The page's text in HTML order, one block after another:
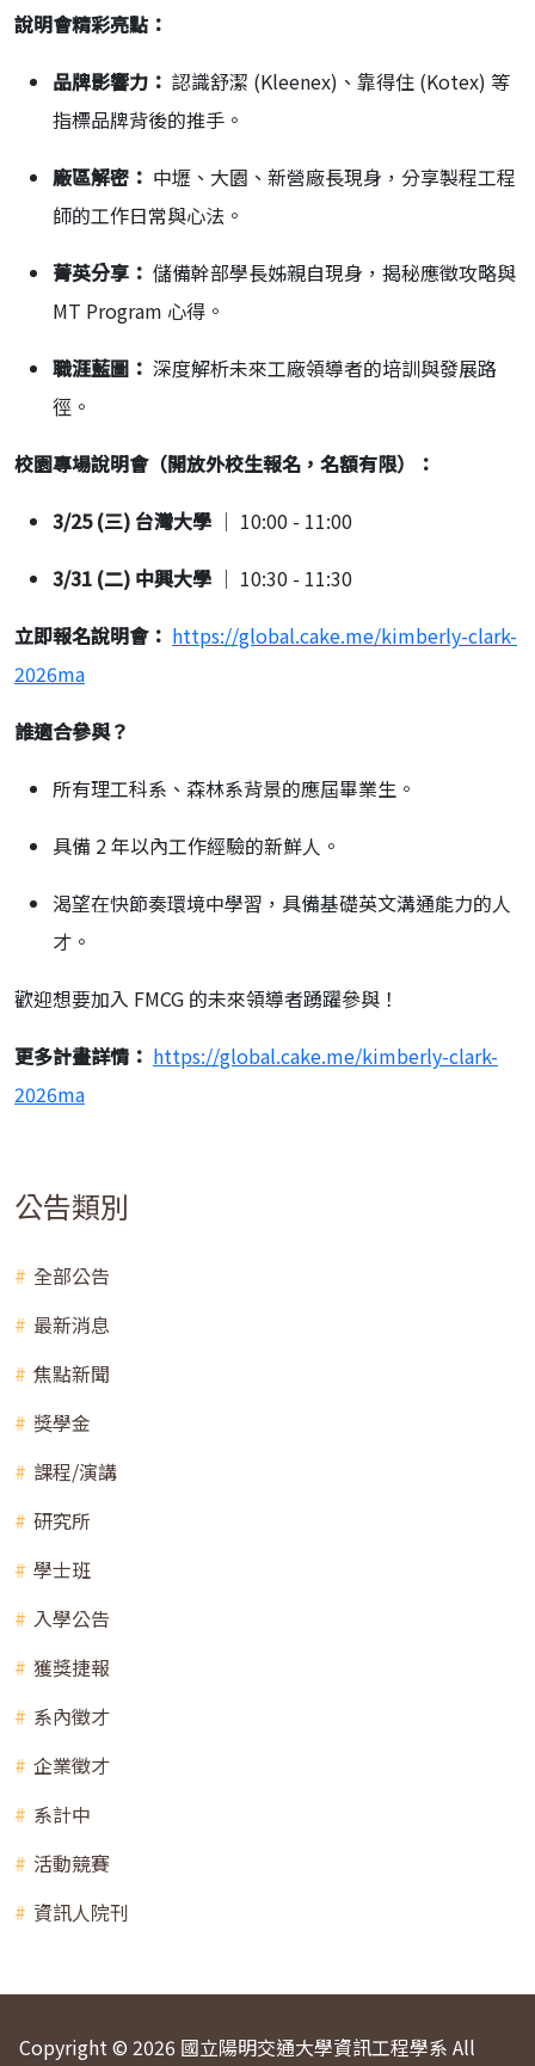
說明會精彩亮點：
品牌影響力： 認識舒潔 (Kleenex)、靠得住 (Kotex) 等
指標品牌背後的推手。
廠區解密： 中壢、大園、新營廠長現身，分享製程工程
師的工作日常與心法。
菁英分享： 儲備幹部學長姊親自現身，揭秘應徵攻略與
MT Program 心得。
職涯藍圖： 深度解析未來工廠領導者的培訓與發展路
徑。
校園專場說明會（開放外校生報名，名額有限）：
3/25 (三) 台灣大學 ｜ 10:00 - 11:00
3/31 (二) 中興大學 ｜ 10:30 - 11:30
立即報名說明會： https://global.cake.me/kimberly-clark-
2026ma
誰適合參與？
所有理工科系、森林系背景的應屆畢業生。
具備 2 年以內工作經驗的新鮮人。
渴望在快節奏環境中學習，具備基礎英文溝通能力的人
才。
歡迎想要加入 FMCG 的未來領導者踴躍參與！
更多計畫詳情： https://global.cake.me/kimberly-clark-
2026ma
公告類別
全部公告
最新消息
焦點新聞
獎學金
課程/演講
研究所
學士班
入學公告
獲獎捷報
系內徵才
企業徵才
系計中
活動競賽
資訊人院刊
Copyright © 2026 國立陽明交通大學資訊工程學系 All